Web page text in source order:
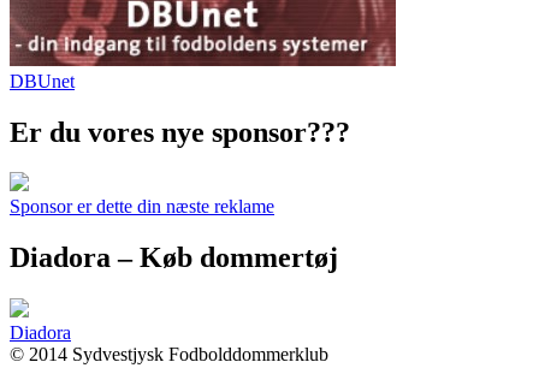
DBUnet
Er du vores nye sponsor???
Sponsor er dette din næste reklame
Diadora – Køb dommertøj
Diadora
© 2014 Sydvestjysk Fodbolddommerklub